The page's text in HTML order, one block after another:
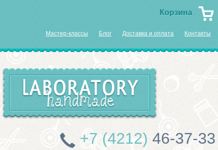
Корзина
Мастер-классы Блог Доставка и оплата Контакты
+7 (4212) 46-37-33